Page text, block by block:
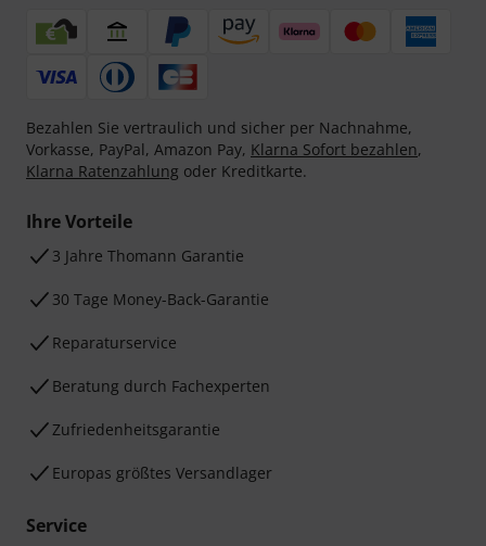
Bezahlen Sie vertraulich und sicher per Nachnahme,
Vorkasse, PayPal, Amazon Pay, Klarna Sofort bezahlen,
Klarna Ratenzahlung oder Kreditkarte.
Ihre Vorteile
3 Jahre Thomann Garantie
30 Tage Money-Back-Garantie
Reparaturservice
Beratung durch Fachexperten
Zufriedenheitsgarantie
Europas größtes Versandlager
Service